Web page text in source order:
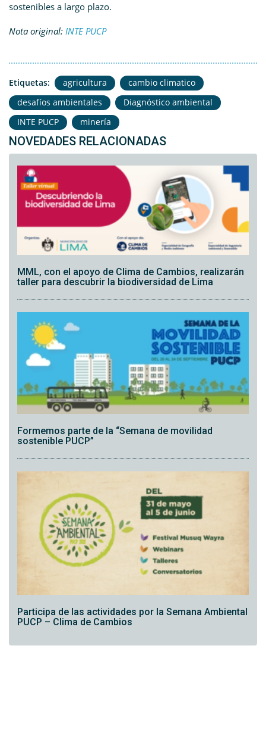
sostenibles a largo plazo.
Nota original: INTE PUCP
Etiquetas: agricultura
cambio climatico
desafíos ambientales
Diagnóstico ambiental
INTE PUCP
minería
NOVEDADES RELACIONADAS
MML, con el apoyo de Clima de Cambios, realizarán
taller para descubrir la biodiversidad de Lima
Formemos parte de la “Semana de movilidad
sostenible PUCP”
Participa de las actividades por la Semana Ambiental
PUCP – Clima de Cambios